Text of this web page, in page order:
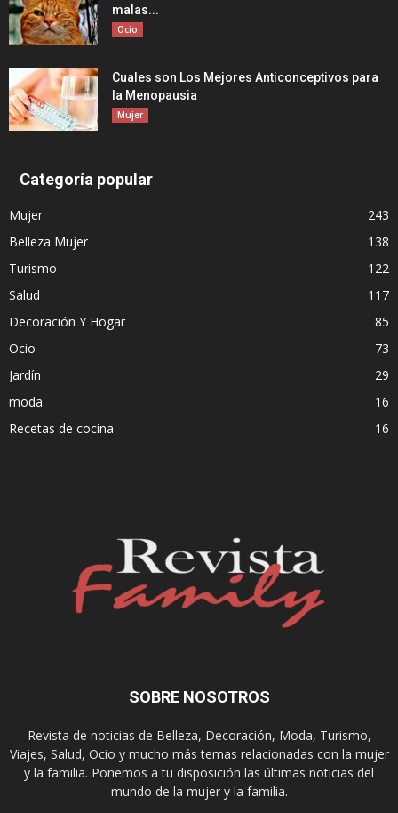
malas...
Ocio
Cuales son Los Mejores Anticonceptivos para
la Menopausia
Mujer
Categoría popular
Mujer
243
Belleza Mujer
138
Turismo
122
Salud
117
Decoración Y Hogar
85
Ocio
73
Jardín
29
moda
16
Recetas de cocina
16
SOBRE NOSOTROS
Revista de noticias de Belleza, Decoración, Moda, Turismo,
Viajes, Salud, Ocio y mucho más temas relacionadas con la mujer
y la familia. Ponemos a tu disposición las últimas noticias del
mundo de la mujer y la familia.